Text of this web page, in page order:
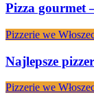
Pizza gourmet
Pizzerie we
Najlepsze
Pizzerie we